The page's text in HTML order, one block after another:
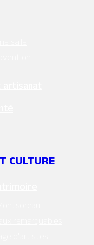
salle
CULTURE
remarquables
d’artistes